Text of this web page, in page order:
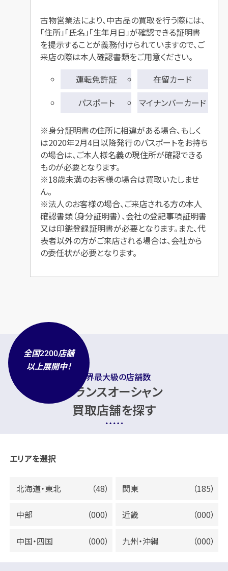
古物営業法により、中古品の買取を行う際には、
「住所」「氏名」「生年月日」が確認できる証明書
を提示することが義務付けられていますので、ご
来店の際は本人確認書類をご用意ください。
運転免許証
在留カード
パスポート
マイナンバーカード
※身分証明書の住所に相違がある場合、もしく
は2020年2月4日以降発行のパスポートをお持ち
の場合は、ご本人様名義の現住所が確認できる
ものが必要となります。
※18歳未満のお客様の場合は買取いたしませ
ん。
※法人のお客様の場合、ご来店される方の本人
確認書類（身分証明書）、会社の登記事項証明書
又は印鑑登録証明書が必要となります。また、代
表者以外の方がご来店される場合は、会社から
の委任状が必要となります。
業界最大級の店舗数
トランスオーシャン
買取店舗を探す
全国2200店舗
以上展開中！
エリアを選択
北海道・東北 （48） 関東 （185）
中部 （000） 近畿 （000）
中国・四国 （000） 九州・沖縄 （000）